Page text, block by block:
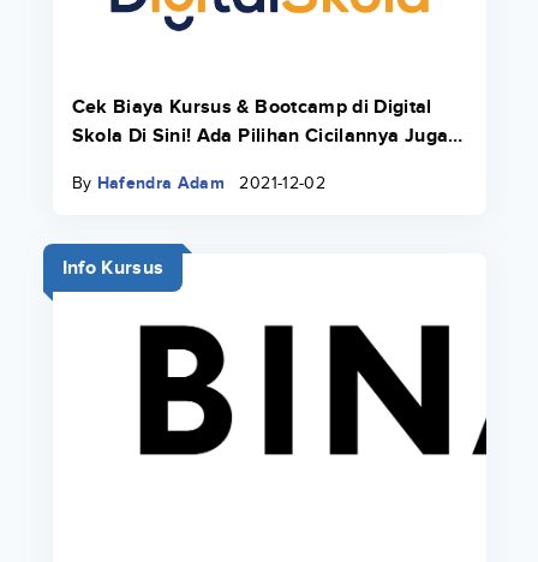
Cek Biaya Kursus & Bootcamp di Digital
Skola Di Sini! Ada Pilihan Cicilannya Juga
By Hafendra Adam 2021-12-02
Info Kursus